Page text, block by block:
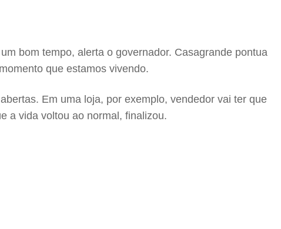
bom tempo, alerta o governador. Casagrande pontua
que estamos vivendo.
Em uma loja, por exemplo, vendedor vai ter que
vida voltou ao normal, finalizou.